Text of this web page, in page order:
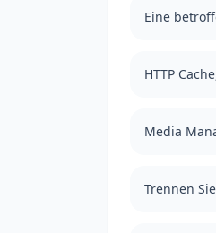
Eine
HTTP
Media
Trennen